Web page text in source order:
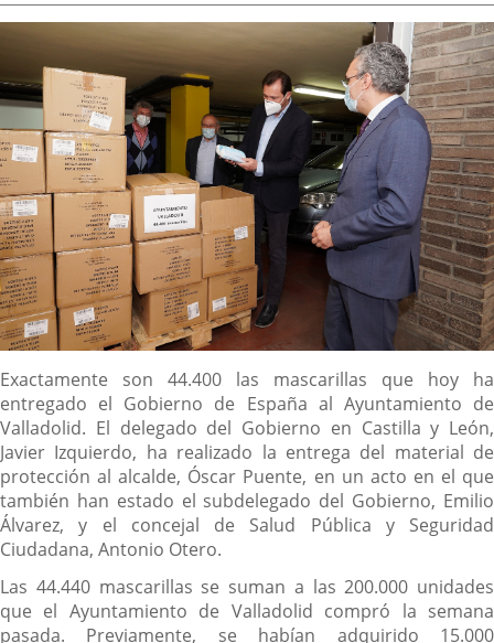
externa.externa.
la
noticia
Descripción
Exactamente son 44.400 las mascarillas que hoy ha
entregado el Gobierno de España al Ayuntamiento de
Valladolid. El delegado del Gobierno en Castilla y León,
Javier Izquierdo, ha realizado la entrega del material de
protección al alcalde, Óscar Puente, en un acto en el que
también han estado el subdelegado del Gobierno, Emilio
Álvarez, y el concejal de Salud Pública y Seguridad
Ciudadana, Antonio Otero.
Las 44.440 mascarillas se suman a las 200.000 unidades
que el Ayuntamiento de Valladolid compró la semana
pasada. Previamente, se habían adquirido 15.000